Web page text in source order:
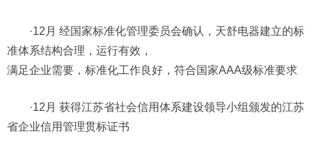
·12月 经国家标准化管理委员会确认，天舒电器建立的标
准体系结构合理，运行有效，
满足企业需要，标准化工作良好，符合国家AAA级标准要求
·12月 获得江苏省社会信用体系建设领导小组颁发的江苏
省企业信用管理贯标证书